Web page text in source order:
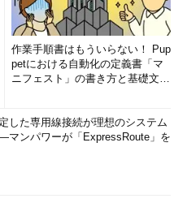
作業手順書はもういらない！ Pup
petにおける自動化の定義書「マ
ニフェスト」の書き方と基礎文法
した専用線接続が理想のシステム
ンパワーが「ExpressRoute」を